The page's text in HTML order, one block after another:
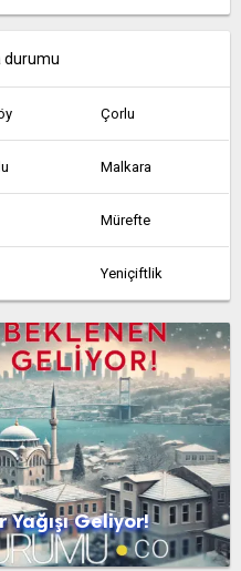
durumu
Çorlu
Malkara
Mürefte
Yeniçiftlik
Geliyor!